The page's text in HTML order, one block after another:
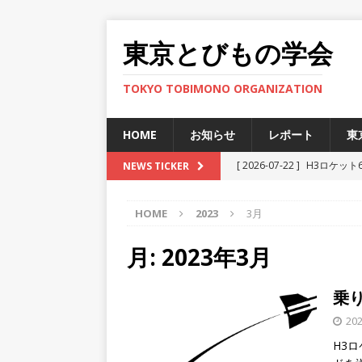
東京とびもの学会
TOKYO TOBIMONO ORGANIZATION
HOME お知らせ レポート 東
NEWS TICKER [ 2026-07-22 ] H3ロケット
[ 2025-12-12 ]
[ 2025-11-29 ]
[ 2026-07-30 ] H3ロケット
ト
HOME 2023 3月
月: 2023年3月
乗
H3ロ